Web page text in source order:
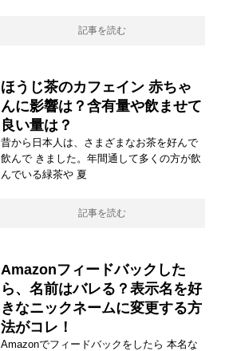
記事を読む
ほうじ茶のカフェイン 赤ちゃ
んに影響は？含有量や飲ませて
良い量は？
昔から日本人は、さまざまなお茶を好んで
飲んで きました。年間通して多くの方が飲
んでいる緑茶や 夏
記事を読む
Amazonフィードバックした
ら、名前はバレる？表示名を好
きなニックネームに変更する方
法がコレ！
Amazonでフィードバックをしたら 本名な